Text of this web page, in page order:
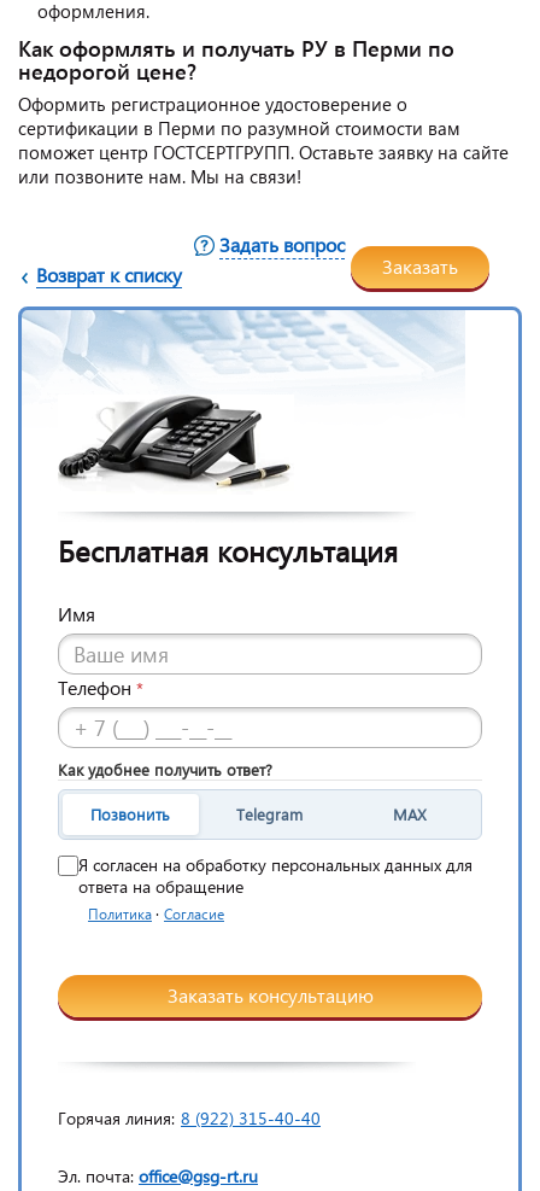
оформления.
Как оформлять и получать РУ в Перми по
недорогой цене?
Оформить регистрационное удостоверение о
сертификации в Перми по разумной стоимости вам
поможет центр ГОСТСЕРТГРУПП. Оставьте заявку на сайте
или позвоните нам. Мы на связи!
Возврат к списку
Задать вопрос
Заказать
Бесплатная консультация
Имя
Телефон *
Как удобнее получить ответ?
Позвонить Telegram MAX
Я согласен на обработку персональных данных для
ответа на обращение
Политика · Согласие
Заказать консультацию
Горячая линия: 8 (922) 315-40-40
Эл. почта: office@gsg-rt.ru